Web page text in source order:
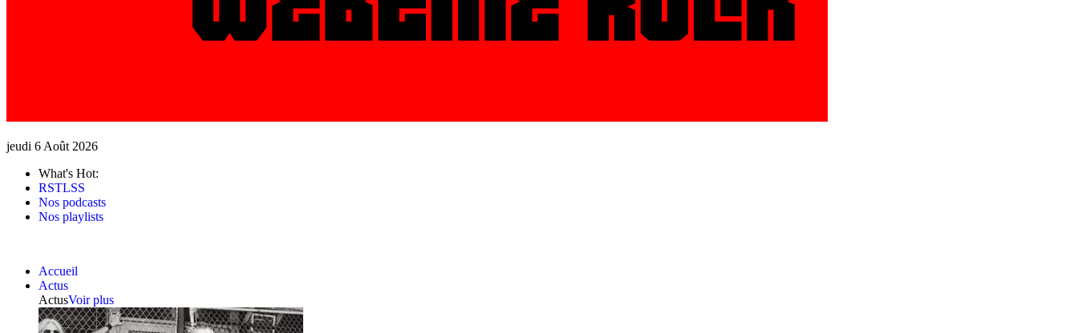
jeudi 6 Août 2026
What's Hot:
RSTLSS
Nos podcasts
Nos playlists
Accueil
Actus
ActusVoir plus